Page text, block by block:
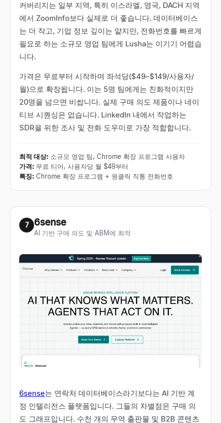
커버리지는 일부 지역, 특히 이스라엘, 영국, DACH 지역
에서 ZoomInfo보다 실제로 더 좋습니다. 데이터베이스
는 더 작고, 기업 정보 깊이는 얕지만, 전화번호를 빠르게
필요로 하는 소규모 영업 팀에게 Lusha는 이기기 어렵습
니다.
가격은 무료부터 시작하며 좌석당($49–$149/사용자/
월)으로 확장됩니다. 이는 5명 팀에게는 친화적이지만
20명을 넘으면 비쌉니다. 실제 구매 의도 제품이나 네이
티브 시퀀싱은 없습니다. LinkedIn 내에서 작업하는
SDR을 위한 조사 및 전화 도우미로 가장 적합합니다.
최적 대상: 소규모 영업 팀, Chrome 확장 프로그램 사용자
가격: 무료 티어, 사용자당 월 $49부터
특징: Chrome 확장 프로그램 + 원클릭 직통 전화번호
7 6sense
AI 기반 구매 의도 및 ABM에 최적
6sense는 연락처 데이터베이스라기보다는 AI 기반 계
정 인텔리전스 플랫폼입니다. 그들의 차별점은 구매 의
도 그래프입니다. 수천 개의 무역 출판물 및 B2B 콘텐츠